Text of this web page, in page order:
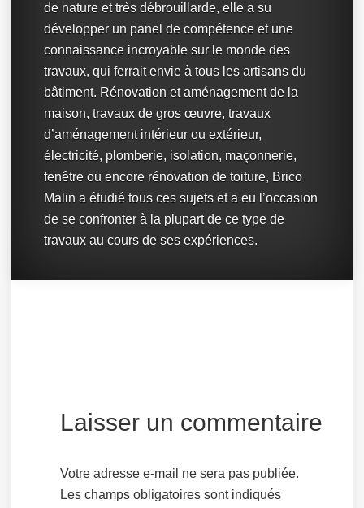
de nature et très débrouillarde, elle a su
développer un panel de compétence et une
connaissance incroyable sur le monde des
travaux, qui ferrait envie à tous les artisans du
bâtiment. Rénovation et aménagement de la
maison, travaux de gros œuvre, travaux
d’aménagement intérieur ou extérieur,
électricité, plomberie, isolation, maçonnerie,
fenêtre ou encore rénovation de toiture, Brico
Malin a étudié tous ces sujets et a eu l’occasion
de se confronter à la plupart de ce type de
travaux au cours de ses expériences.
Laisser un commentaire
Votre adresse e-mail ne sera pas publiée.
Les champs obligatoires sont indiqués